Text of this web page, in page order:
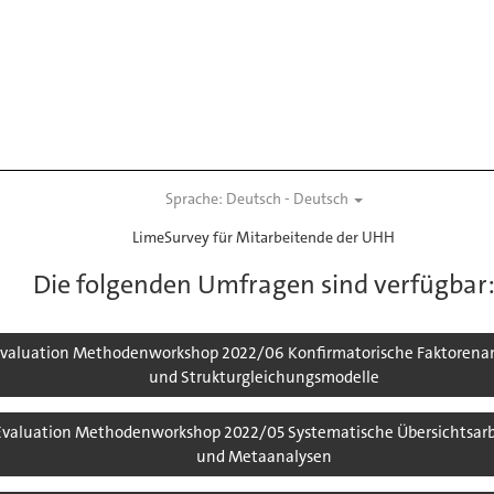
Sprache: Deutsch - Deutsch
LimeSurvey für Mitarbeitende der UHH
Die folgenden Umfragen sind verfügbar:
Methodenworkshop 2022/06 Konfirmatorische
und Strukturgleichungsmodelle
Methodenworkshop 2022/05 Systematische
und Metaanalysen